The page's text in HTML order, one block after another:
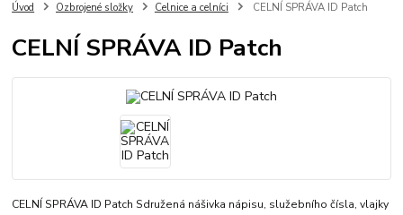
Úvod Ozbrojené složky Celnice a celníci CELNÍ SPRÁVA ID Patch
CELNÍ SPRÁVA ID Patch
CELNÍ SPRÁVA ID Patch Sdružená nášivka nápisu, služebního čísla, vlajky